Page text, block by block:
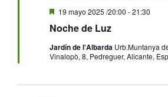
Noche de Luz
Destacado
19 mayo 2025 /20:00 -21:30
Jardín de l'Albarda Urb.Muntanya
Vinalopò, 8, Pedreguer, Alicante,